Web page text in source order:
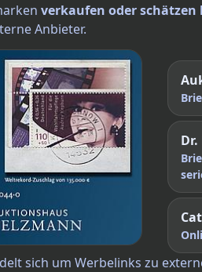
verkaufen oder schätzen
Anbieter.
sich um Werbelinks zu